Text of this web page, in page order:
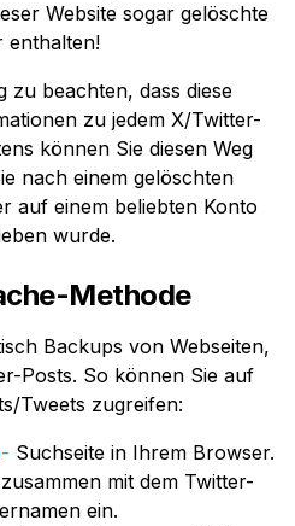
Website sogar gelöschte
enthalten!
zu beachten, dass diese
zu jedem X/Twitter-
können Sie diesen Weg
nach einem gelöschten
auf einem beliebten Konto
wurde.
Methode
Backups von Webseiten,
Posts. So können Sie auf
Tweets zugreifen:
Suchseite in Ihrem Browser.
mit dem Twitter-
ein.